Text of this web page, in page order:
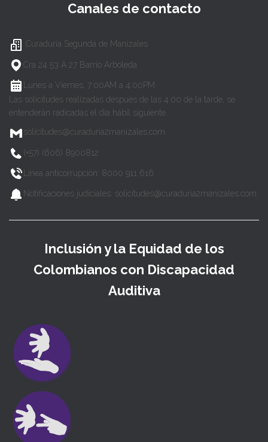
Canales de contacto
Curaduría Segunda de Manizales
Cra 24 53 A 27 Barrio Arboleda
Lunes a Viernes, 7:00AM a 4:00PM
Las solicitudes realizadas después de las 4:00 de la tarde, se
entenderán radicadas el día hábil siguiente.
solicitudes@curaduria2manizales.com
(+57) (606) 8900812
Línea anticorrupción: 8000 911 616
Notificaciones judiciales: solicitudes@curaduria2manizales.com
Inclusión y la Equidad de los
Colombianos con Discapacidad
Auditiva